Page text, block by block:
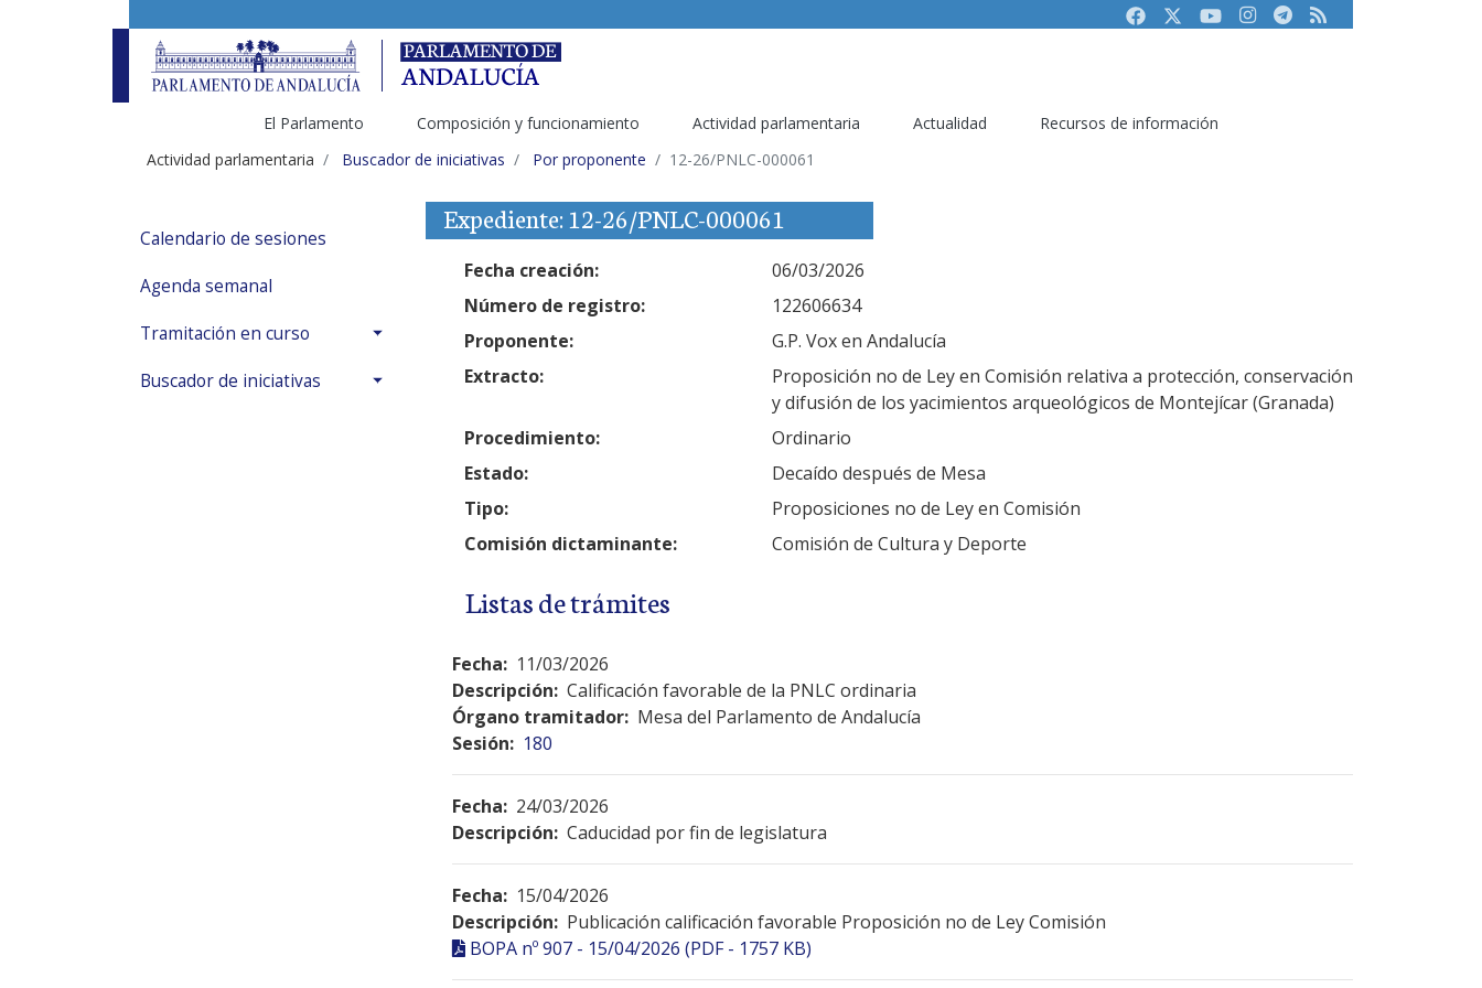
FacebookTwitterYoutubeInstagram
Telegram
RSS
El Parlamento Composición y funcionamiento Actividad parlamentaria Actualidad
Recursos de información
Actividad parlamentaria
Buscador de iniciativas Por proponente 12-26/PNLC-000061
Calendario de sesiones
Agenda semanal
Tramitación en curso
Buscador de iniciativas
Expediente: 12-26/PNLC-000061
Fecha creación:
06/03/2026
Número de registro:
122606634
Proponente:
G.P. Vox en Andalucía
Extracto:
Proposición no de Ley en Comisión relativa a protección, conservación
y difusión de los yacimientos arqueológicos de Montejícar (Granada)
Procedimiento:
Ordinario
Estado:
Decaído después de Mesa
Tipo:
Proposiciones no de Ley en Comisión
Comisión dictaminante:
Comisión de Cultura y Deporte
Listas de trámites
Fecha: 11/03/2026
Descripción: Calificación favorable de la PNLC ordinaria
Órgano tramitador: Mesa del Parlamento de Andalucía
Sesión: 180
Fecha: 24/03/2026
Descripción: Caducidad por fin de legislatura
Fecha: 15/04/2026
Descripción: Publicación calificación favorable Proposición no de Ley Comisión
BOPA nº 907 - 15/04/2026 (PDF - 1757 KB)